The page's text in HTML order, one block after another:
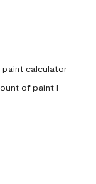
paint calculator
of paint I